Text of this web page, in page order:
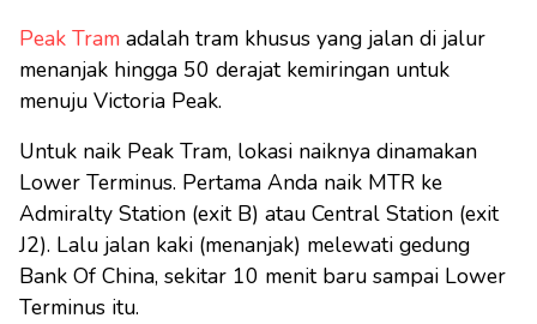
Peak Tram adalah tram khusus yang jalan di jalur
menanjak hingga 50 derajat kemiringan untuk
menuju Victoria Peak.
Untuk naik Peak Tram, lokasi naiknya dinamakan
Lower Terminus. Pertama Anda naik MTR ke
Admiralty Station (exit B) atau Central Station (exit
J2). Lalu jalan kaki (menanjak) melewati gedung
Bank Of China, sekitar 10 menit baru sampai Lower
Terminus itu.